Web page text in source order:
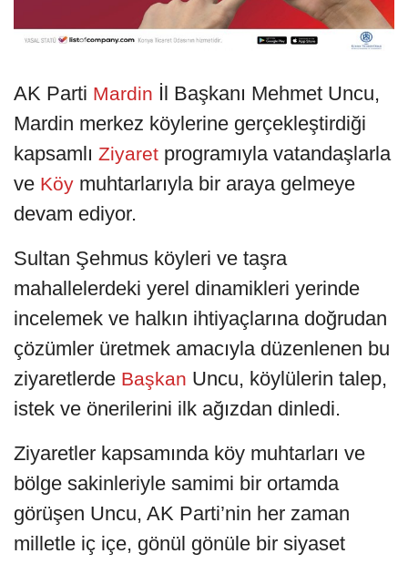
AK Parti Mardin İl Başkanı Mehmet Uncu,
Mardin merkez köylerine gerçekleştirdiği
kapsamlı Ziyaret programıyla vatandaşlarla
ve Köy muhtarlarıyla bir araya gelmeye
devam ediyor.
Sultan Şehmus köyleri ve taşra
mahallelerdeki yerel dinamikleri yerinde
incelemek ve halkın ihtiyaçlarına doğrudan
çözümler üretmek amacıyla düzenlenen bu
ziyaretlerde Başkan Uncu, köylülerin talep,
istek ve önerilerini ilk ağızdan dinledi.
Ziyaretler kapsamında köy muhtarları ve
bölge sakinleriyle samimi bir ortamda
görüşen Uncu, AK Parti’nin her zaman
milletle iç içe, gönül gönüle bir siyaset